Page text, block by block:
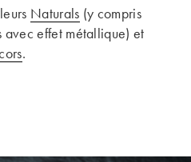
Naturals (y compris
avec effet métallique) et
.